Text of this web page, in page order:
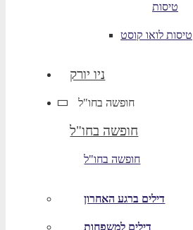
טיסות
טיסות לואו קוסט
ניו יורק
חופשה בחו"ל
חופשה בחו"ל
חופשה בחו"ל
דילים ברגע האחרון
דילים למשפחות